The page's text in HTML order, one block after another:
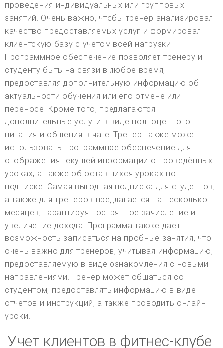
проведения индивидуальных или групповых
занятий. Очень важно, чтобы тренер анализировал
качество предоставляемых услуг и формировал
клиентскую базу с учетом всей нагрузки.
Программное обеспечение позволяет тренеру и
студенту быть на связи в любое время,
предоставляя дополнительную информацию об
актуальности обучения или его отмене или
переносе. Кроме того, предлагаются
дополнительные услуги в виде полноценного
питания и общения в чате. Тренер также может
использовать программное обеспечение для
отображения текущей информации о проведённых
уроках, а также об оставшихся уроках по
подписке. Самая выгодная подписка для студентов,
а также для тренеров предлагается на несколько
месяцев, гарантируя постоянное зачисление и
увеличение дохода. Программа также дает
возможность записаться на пробные занятия, что
очень важно для тренеров, учитывая информацию,
предоставляемую в виде ознакомления с новыми
направлениями. Тренер может общаться со
студентом, предоставлять информацию в виде
отчетов и инструкций, а также проводить онлайн-
уроки.
Учет клиентов в фитнес-клубе